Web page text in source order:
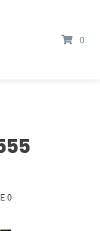
0
0